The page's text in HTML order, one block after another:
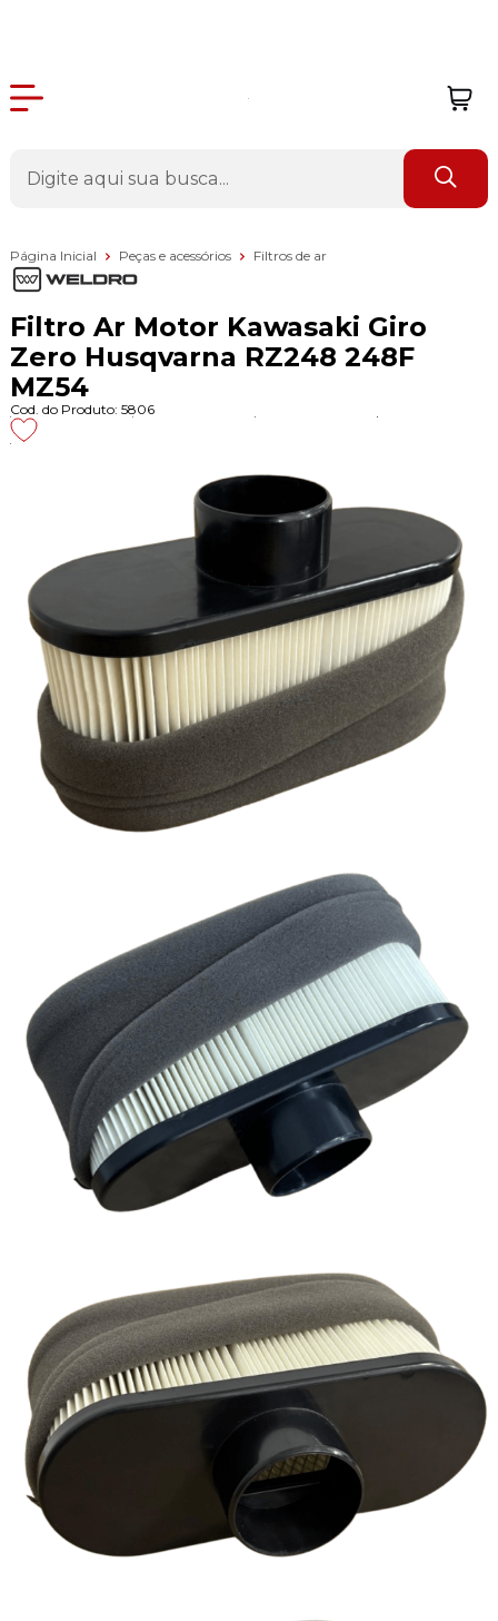
Página Inicial Peças e acessórios Filtros de ar
Filtro Ar Motor Kawasaki Giro
Zero Husqvarna RZ248 248F
MZ54
Cod. do Produto: 5806